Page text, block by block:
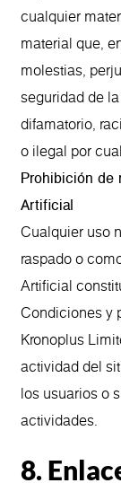
cualquier
material que,
molestias,
seguridad de
difamatorio,
o ilegal por
Prohibición de
Artificial
Cualquier uso
raspado o
Artificial
Condiciones y
Kronoplus
actividad del
los usuarios o
actividades.
8.